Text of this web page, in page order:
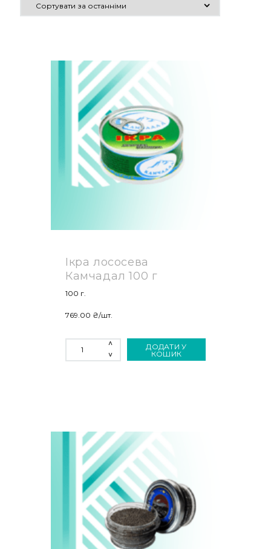
Ікра лососева
Камчадал 100 г
100 г.
769.00 ₴/шт.
ІКРА
ЛОСОСЕВА
КАМЧАДАЛ
100
ДОДАТИ У
КОШИК